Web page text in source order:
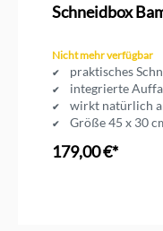
Schneidbox
Nicht mehr verfügbar
praktisches
integrierte
wirkt natürlich
Größe 45 x 30
179,00 €*